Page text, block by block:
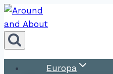
Zum
Inhalt
springen
Europa